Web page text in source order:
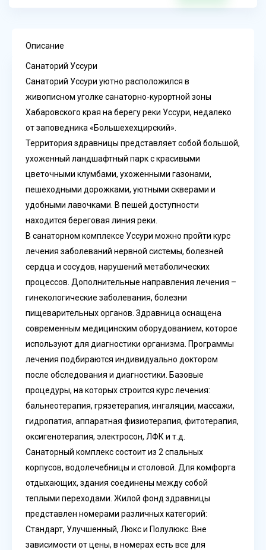
Описание
Санаторий Уссури
Санаторий Уссури уютно расположился в
живописном уголке санаторно-курортной зоны
Хабаровского края на берегу реки Уссури, недалеко
от заповедника «Большехехцирский».
Территория здравницы представляет собой большой,
ухоженный ландшафтный парк с красивыми
цветочными клумбами, ухоженными газонами,
пешеходными дорожками, уютными скверами и
удобными лавочками. В пешей доступности
находится береговая линия реки.
В санаторном комплексе Уссури можно пройти курс
лечения заболеваний нервной системы, болезней
сердца и сосудов, нарушений метаболических
процессов. Дополнительные направления лечения –
гинекологические заболевания, болезни
пищеварительных органов. Здравница оснащена
современным медицинским оборудованием, которое
используют для диагностики организма. Программы
лечения подбираются индивидуально доктором
после обследования и диагностики. Базовые
процедуры, на которых строится курс лечения:
бальнеотерапия, грязетерапия, ингаляции, массажи,
гидропатия, аппаратная физиотерапия, фитотерапия,
оксигенотерапия, электросон, ЛФК и т.д.
Санаторный комплекс состоит из 2 спальных
корпусов, водолечебницы и столовой. Для комфорта
отдыхающих, здания соединены между собой
теплыми переходами. Жилой фонд здравницы
представлен номерами различных категорий:
Стандарт, Улучшенный, Люкс и Полулюкс. Вне
зависимости от цены, в номерах есть все для